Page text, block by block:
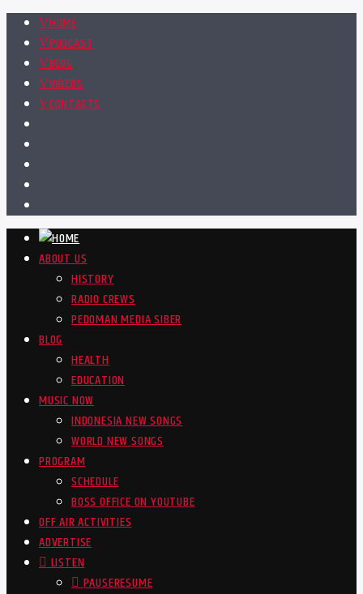
HOME
PODCAST
BLOG
VIDEOS
CONTACTS
ABOUT US
HISTORY
RADIO CREWS
PEDOMAN MEDIA SIBER
BLOG
HEALTH
EDUCATION
MUSIC NOW
INDONESIA NEW SONGS
WORLD NEW SONGS
PROGRAM
SCHEDULE
BOSS OFFICE ON YOUTUBE
OFF AIR ACTIVITIES
ADVERTISE
LISTEN
PAUSERESUME